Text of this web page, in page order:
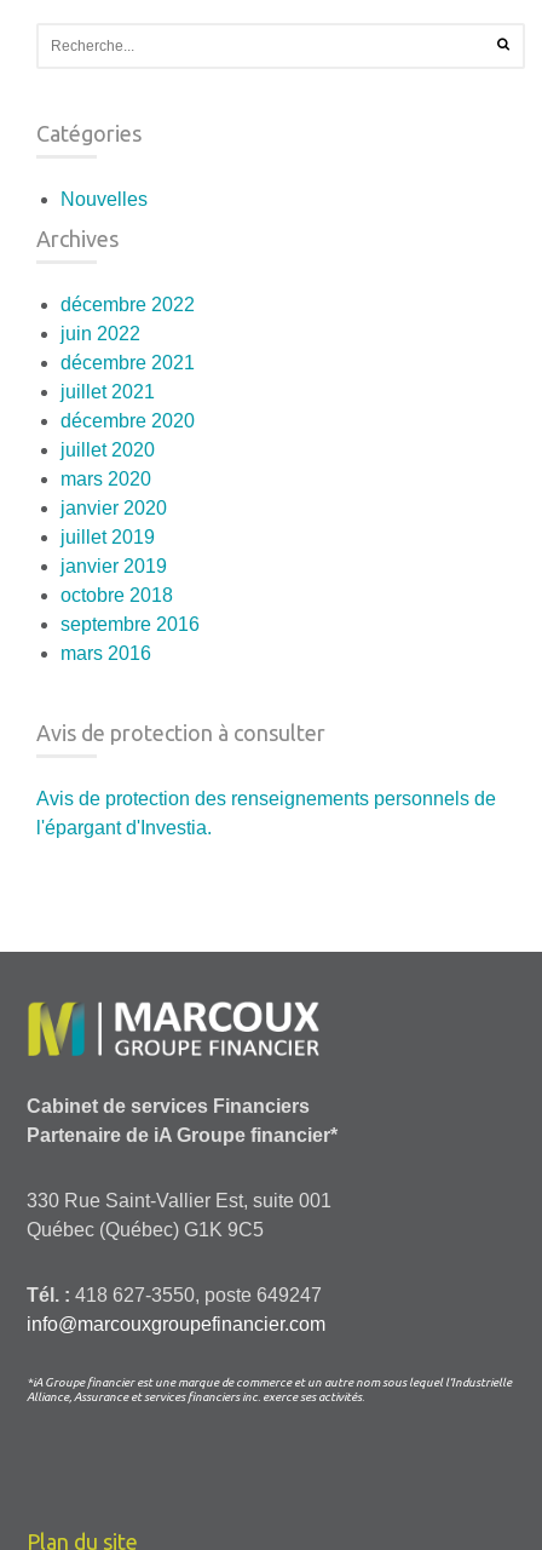
Catégories
Nouvelles
Archives
décembre 2022
juin 2022
décembre 2021
juillet 2021
décembre 2020
juillet 2020
mars 2020
janvier 2020
juillet 2019
janvier 2019
octobre 2018
septembre 2016
mars 2016
Avis de protection à consulter
Avis de protection des renseignements personnels de
l'épargant d'Investia.
Cabinet de services Financiers
Partenaire de iA Groupe financier*
330 Rue Saint-Vallier Est, suite 001
Québec (Québec) G1K 9C5
Tél. : 418 627-3550, poste 649247
info@marcouxgroupefinancier.com
*iA Groupe financier est une marque de commerce et un autre nom sous lequel l’Industrielle
Alliance, Assurance et services financiers inc. exerce ses activités.
Plan du site